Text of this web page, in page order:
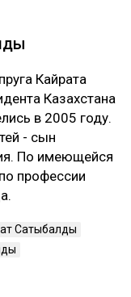
Кайрата
Казахстана
в 2005 году.
- сын
По имеющейся
профессии
Сатыбалды